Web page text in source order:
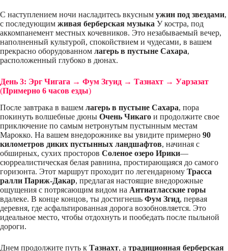
С наступлением ночи насладитесь вкусным ужин под звездами,
с последующим живая берберская музыка У костра, под
аккомпанемент местных кочевников. Это незабываемый вечер,
наполненный культурой, спокойствием и чудесами, в вашем
прекрасно оборудованном лагерь в пустыне Сахара,
расположенный глубоко в дюнах.
День 3: Эрг Чигага → Фум Згуид → Тазнахт → Уарзазат
(Примерно 6 часов езды)
После завтрака в вашем лагерь в пустыне Сахара, пора
покинуть волшебные дюны Очень Чикаго и продолжите свое
приключение по самым нетронутым пустынным местам
Марокко. На вашем внедорожнике вы увидите примерно 90
километров диких пустынных ландшафтов, начиная с
обширных, сухих просторов Соленое озеро Ирики—
сюрреалистическая белая равнина, простирающаяся до самого
горизонта. Этот маршрут проходит по легендарному Трасса
ралли Париж-Дакар, предлагая настоящие внедорожные
ощущения с потрясающим видом на Антиатласские горы
вдалеке. В конце концов, ты достигнешь Фум Згид, первая
деревня, где асфальтированная дорога возобновляется. Это
идеальное место, чтобы отдохнуть и пообедать после пыльной
дороги.
Днем продолжите путь к Тазнахт, а традиционная берберская